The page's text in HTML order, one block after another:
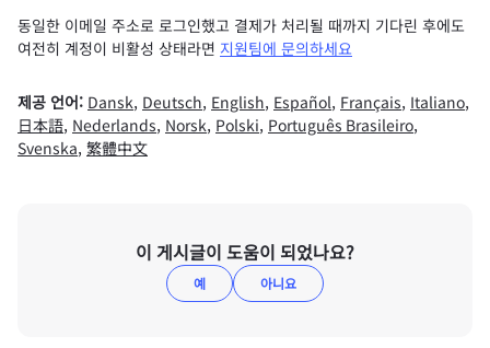
동일한 이메일 주소로 로그인했고 결제가 처리될 때까지 기다린 후에도
여전히 계정이 비활성 상태라면 지원팀에 문의하세요
제공 언어: Dansk, Deutsch, English, Español, Français, Italiano,
日本語, Nederlands, Norsk, Polski, Português Brasileiro,
Svenska, 繁體中文
이 게시글이 도움이 되었나요?
예 아니요